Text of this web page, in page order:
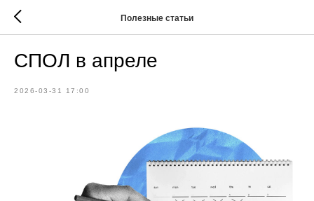
Полезные статьи
СПОЛ в апреле
2026-03-31 17:00